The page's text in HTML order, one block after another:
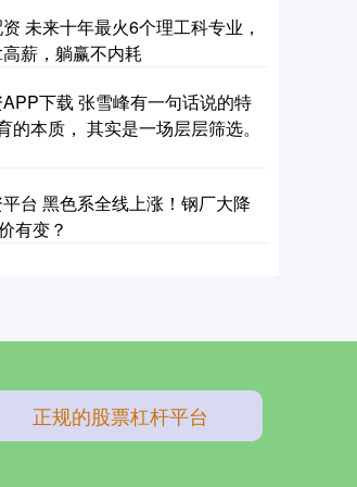
未来十年最火6个理工科专业，
薪，躺赢不内耗
下载 张雪峰有一句话说的特
的本质， 其实是一场层层筛选。
台 黑色系全线上涨！钢厂大降
有变？
正规的股票杠杆平台